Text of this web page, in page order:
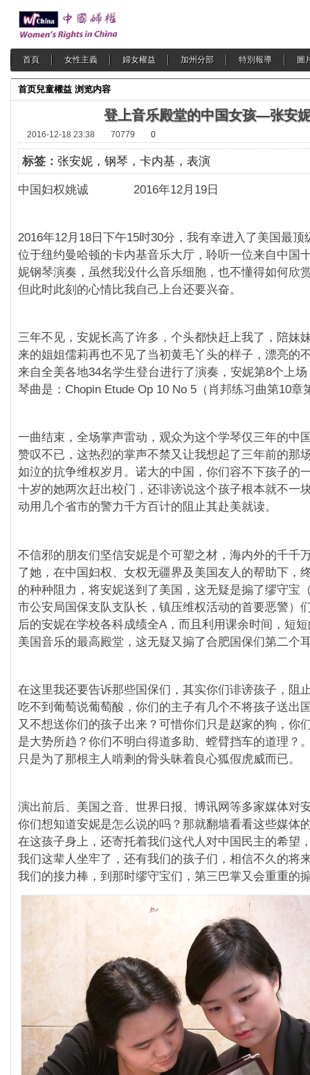
首頁 女性主義 婦女權益 加州分部 特別報導 圖
首页兒童權益 浏览内容
登上音乐殿堂的中国女孩—张安
2016-12-18 23:38 70779 0
标签： 张安妮，钢琴，卡内基，表演
中国妇权姚诚 2016年12月19日
2016年12月18日下午15时30分，我有幸进入了美国最
位于纽约曼哈顿的卡内基音乐大厅，聆听一位来自中国
妮钢琴演奏，虽然我没什么音乐细胞，也不懂得如何欣
但此时此刻的心情比我自己上台还要兴奋。
三年不见，安妮长高了许多，个头都快赶上我了，陪妹
来的姐姐儒莉再也不见了当初黄毛丫头的样子，漂亮的
来自全美各地34名学生登台进行了演奏，安妮第8个上
琴曲是：Chopin Etude Op 10 No 5（肖邦练习曲第10章
一曲结束，全场掌声雷动，观众为这个学琴仅三年的中
赞叹不已，这热烈的掌声不禁又让我想起了三年前的那
如泣的抗争维权岁月。诺大的中国，你们容不下孩子的
十岁的她两次赶出校门，还诽谤说这个孩子根本就不一
动用几个省市的警力千方百计的阻止其赴美就读。
不信邪的朋友们坚信安妮是个可塑之材，海内外的千千
了她，在中国妇权、女权无疆界及美国友人的帮助下，
的种种阻力，将安妮送到了美国，这无疑是搧了缪守宝
市公安局国保支队支队长，镇压维权活动的首要恶警）
后的安妮在学校各科成绩全A，而且利用课余时间，短
美国音乐的最高殿堂，这无疑又搧了合肥国保们第二个
在这里我还要告诉那些国保们，其实你们诽谤孩子，阻
吃不到葡萄说葡萄酸，你们的主子有几个不将孩子送出
又不想送你们的孩子出来？可惜你们只是赵家的狗，你
是大势所趋？你们不明白得道多助、螳臂挡车的道理？
只是为了那根主人啃剩的骨头昧着良心狐假虎威而已。
演出前后、美国之音、世界日报、博讯网等多家媒体对
你们想知道安妮是怎么说的吗？那就翻墙看看这些媒体
在这孩子身上，还寄托着我们这代人对中国民主的希望
我们这辈人坐牢了，还有我们的孩子们，相信不久的将
我们的接力棒，到那时缪守宝们，第三巴掌又会重重的